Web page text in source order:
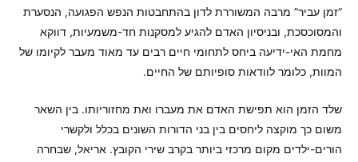
“זמן עביר” מרבה המשוררת לדון בהתחבטות הנפש הפגועה, הנסערת
והמסוכסכת, ובניסיון האדם להגיע למסקנות חד-משמעיות, דווקא
מחמת האי-ידיעה ביחס לתחומי חיים רבים עד מאוד מעבר לקיומו של
המוות, כלומר לוודאות סופיותם של החיים.
שלד הזמן הוא תפישת האדם את מעברו ואת מחזוריותו. בין השאר
משום כך מוקצה ליחסים בין בני הדורות השונים בכלל ולקשרי
הורים-ילדים מקום מרכזי ביותר בקרב שירי הקובץ. אריאל, שבחרה